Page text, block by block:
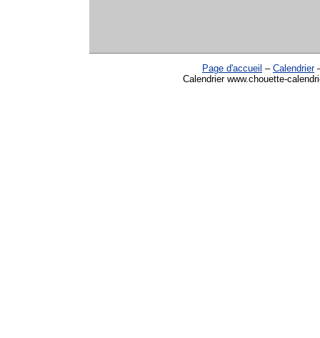
Page d'accueil – Calendrier
Calendrier www.chouette-